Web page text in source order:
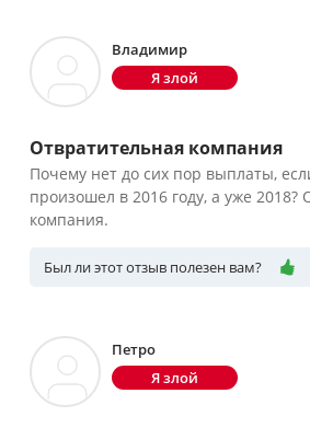
Владимир
Я злой
Отвратительная компания
Почему нет до сих пор выплаты,
произошел в 2016 году, а уже 2018?
компания.
Был ли этот отзыв полезен вам?
Петро
Я злой